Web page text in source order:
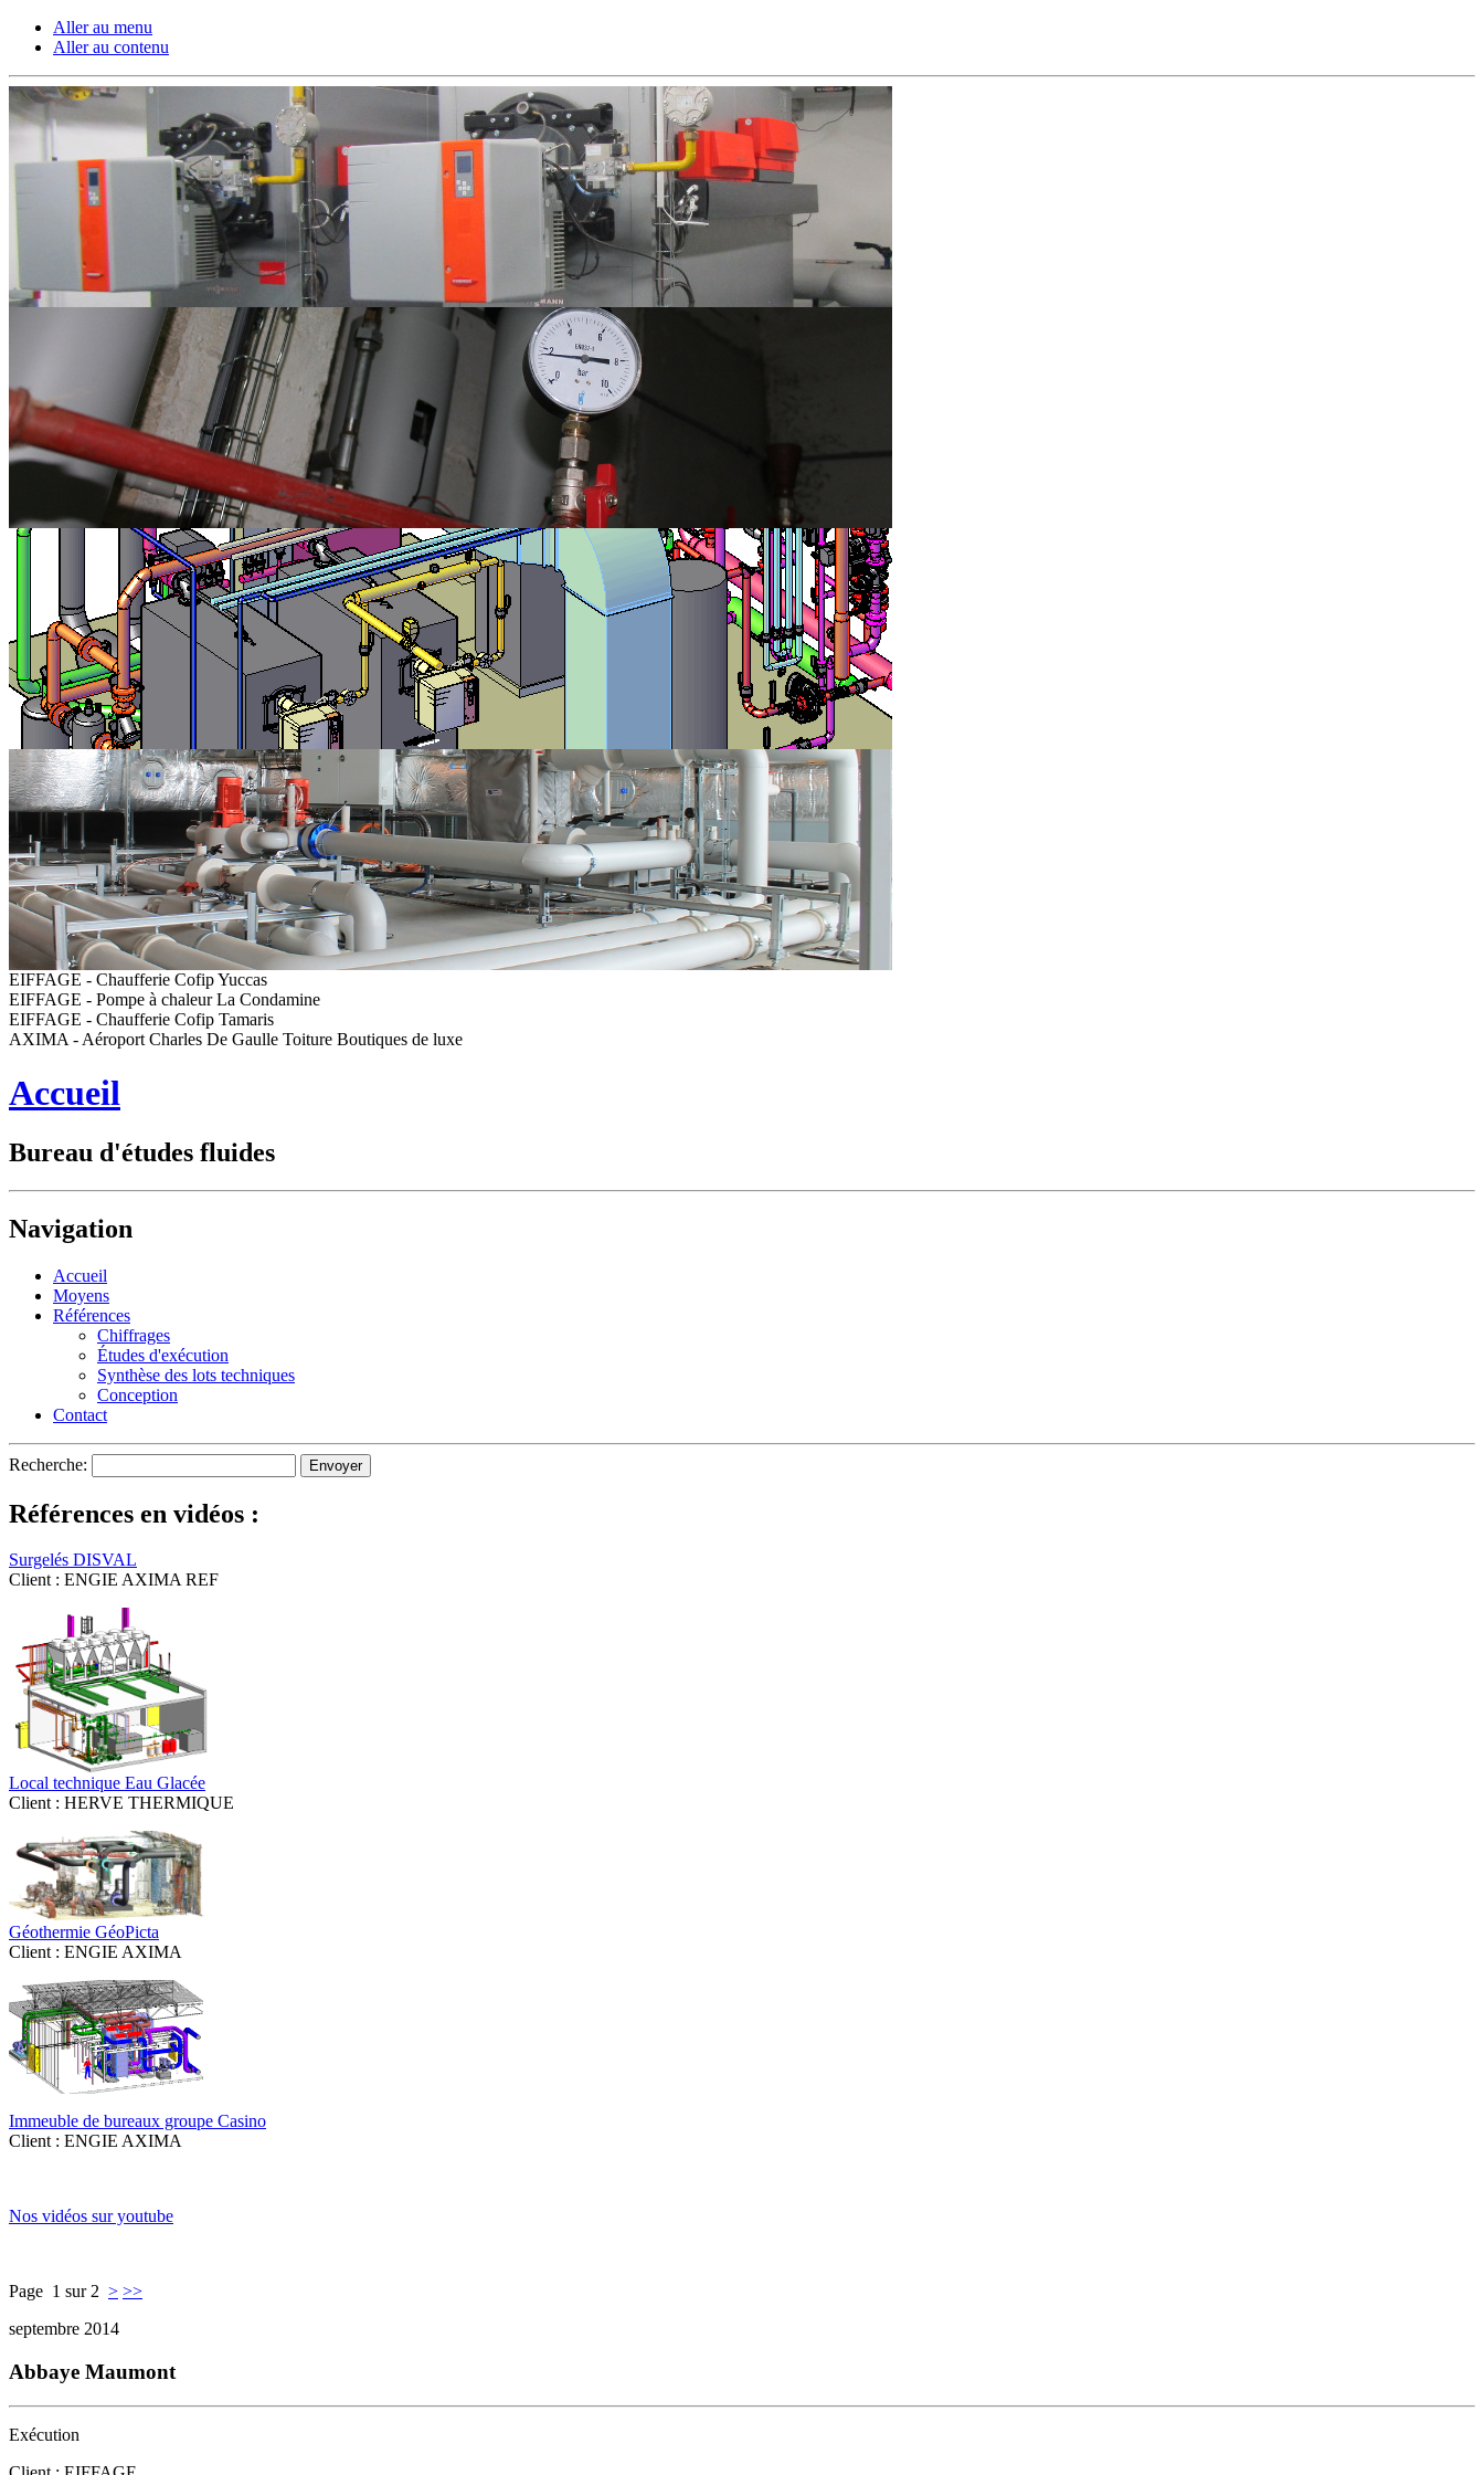
Aller au menu
Aller au contenu
EIFFAGE - Chaufferie Cofip Yuccas
EIFFAGE - Pompe à chaleur La Condamine
EIFFAGE - Chaufferie Cofip Tamaris
AXIMA - Aéroport Charles De Gaulle Toiture Boutiques de luxe
Accueil
Bureau d'études fluides
Navigation
Accueil
Moyens
Références
Chiffrages
Études d'exécution
Synthèse des lots techniques
Conception
Contact
Recherche:
Références en vidéos :
Surgelés DISVAL
Client : ENGIE AXIMA REF
Local technique Eau Glacée
Client : HERVE THERMIQUE
Géothermie GéoPicta
Client : ENGIE AXIMA
Immeuble de bureaux groupe Casino
Client : ENGIE AXIMA
Nos vidéos sur youtube
Page 1 sur 2 > >>
septembre 2014
Abbaye Maumont
Exécution